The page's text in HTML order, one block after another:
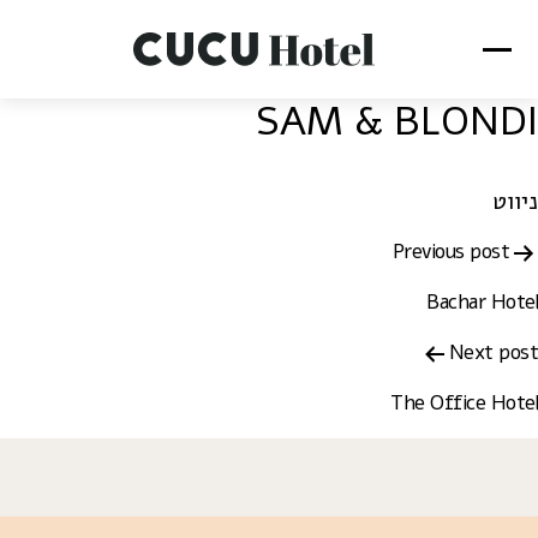
SAM & BLONDI
ניווט
Previous post
Bachar Hotel
Next post
The Office Hotel